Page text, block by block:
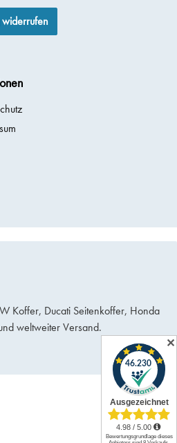
Koffer, Ducati Seitenkoffer, Honda
weltweiter Versand.
✕